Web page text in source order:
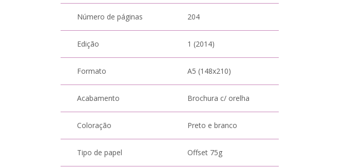
Número de páginas 204
Edição 1 (2014)
Formato A5 (148x210)
Acabamento Brochura c/ orelha
Coloração Preto e branco
Tipo de papel Offset 75g